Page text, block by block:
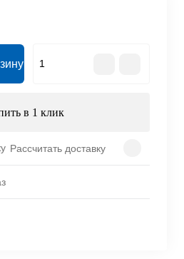
в 1 клик
Рассчитать доставку